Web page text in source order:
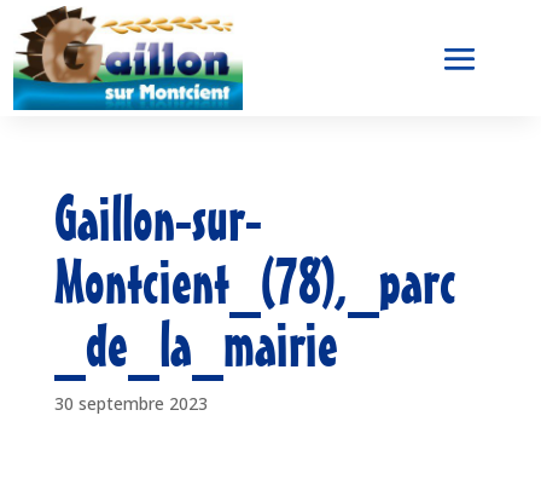
Gaillon-sur-
Montcient_(78),_parc
_de_la_mairie
30 septembre 2023